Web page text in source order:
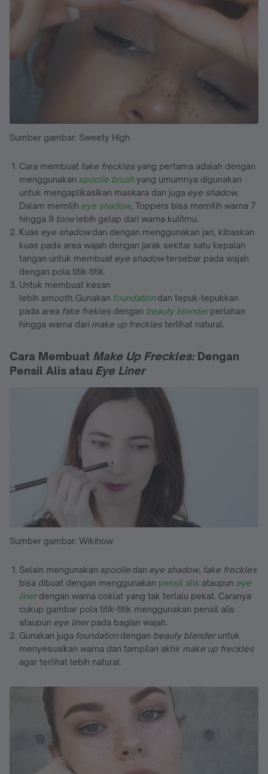
Sumber gambar: Sweety High
Cara membuat fake freckles yang pertama adalah dengan
menggunakan spoolie brushyang umumnya digunakan
untuk mengaplikasikan maskara dan juga eye shadow.
Dalam memilih eye shadow, Toppers bisa memilih warna 7
hingga 9 tone lebih gelap dari warna kulitmu.
Kuas eye shadowdan dengan menggunakan jari, kibaskan
kuas pada area wajah dengan jarak sekitar satu kepalan
tangan untuk membuat eye shadowtersebar pada wajah
dengan pola titik-titik.
Untuk membuat kesan
lebih smooth. Gunakan foundation dan tepuk-tepukkan
pada area fake frekles dengan beauty blenderperlahan
hingga warna dari make up freckles terlihat natural.
Cara Membuat Make Up Freckles:Dengan
Pensil Alis atau Eye Liner
Sumber gambar: Wikihow
Selain mengunakan spoolie dan eye shadow, fake freckles
bisa dibuat dengan menggunakan pensil alis ataupun eye
linerdengan warna coklat yang tak terlalu pekat. Caranya
cukup gambar pola titik-titik menggunakan pensil alis
ataupun eye linerpada bagian wajah.
Gunakan juga foundationdengan beauty blenderuntuk
menyesuaikan warna dan tampilan akhir make up freckles
agar terlihat lebih natural.